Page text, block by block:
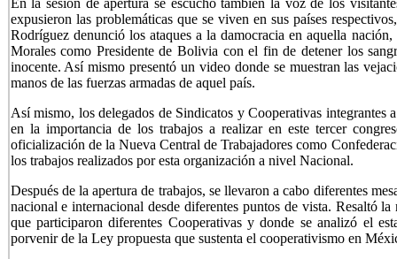
expusieron las problemáticas que se viven en sus países
Rodríguez denunció los ataques a la damocracia en aquella
Morales como Presidente de Bolivia con el fin de detener los
inocente. Así mismo presentó un video donde se muestran las
manos de las fuerzas armadas de aquel país.
Así mismo, los delegados de Sindicatos y Cooperativas integrantes
en la importancia de los trabajos a realizar en este tercer
oficialización de la Nueva Central de Trabajadores como
los trabajos realizados por esta organización a nivel Nacional.
Después de la apertura de trabajos, se llevaron a cabo diferentes
nacional e internacional desde diferentes puntos de vista. Resaltó
que participaron diferentes Cooperativas y donde se analizó el
porvenir de la Ley propuesta que sustenta el cooperativismo en